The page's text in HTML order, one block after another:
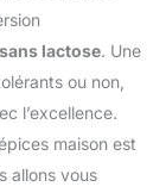
lactose. Une
ou non,
l’excellence.
maison est
allons vous